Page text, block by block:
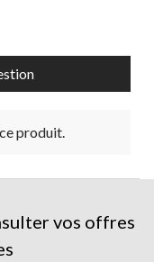
produit.
vos offres